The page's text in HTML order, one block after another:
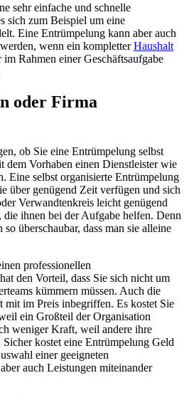
sehr einfache und schnelle
sich zum Beispiel um eine
Eine Entrümpelung kann aber auch
wenn ein kompletterHaushalt
im Rahmen einer Geschäftsaufgabe
oder Firma
ob Sie eine Entrümpelung selbst
dem Vorhaben einen Dienstleister wie
Eine selbst organisierte Entrümpelung
über genügend Zeit verfügen und sich
Verwandtenkreis leicht genügend
ihnen bei der Aufgabe helfen. Denn
überschaubar, dass man sie alleine
professionellen
den Vorteil, dass Sie sich nicht um
kümmern müssen. Auch die
mit im Preis inbegriffen. Es kostet Sie
ein Großteil der Organisation
weniger Kraft, weil andere ihre
kostet eine Entrümpelung Geld
einer geeigneten
auch Leistungen miteinander